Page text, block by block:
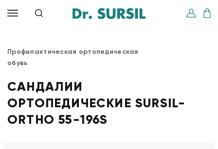
Профилактическая ортопедическая
обувь
САНДАЛИИ
ОРТОПЕДИЧЕСКИЕ SURSIL-
ORTHO 55-196S